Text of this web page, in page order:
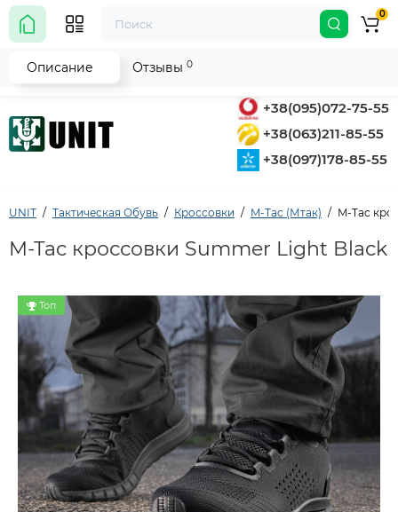
+38(095)072-75-55
+38(063)211-85-55
+38(097)178-85-55
0
UNIT Тактическая Обувь Кроссовки M-Tac (Мтак) M-Tac
M-Tac кроссовки Summer Light Black
Топ
Описание Отзывы 0